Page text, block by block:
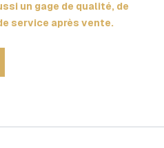
un gage de qualité, de
service après vente.